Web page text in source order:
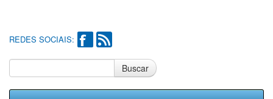
REDES SOCIAIS:
Buscar